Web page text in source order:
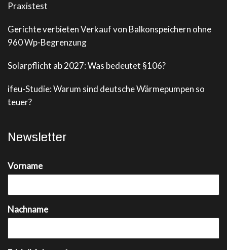
Praxistest
Gerichte verbieten Verkauf von Balkonspeichern ohne
960 Wp-Begrenzung
Solarpflicht ab 2027: Was bedeutet §106?
ifeu-Studie: Warum sind deutsche Wärmepumpen so
teuer?
Newsletter
Vorname
Nachname